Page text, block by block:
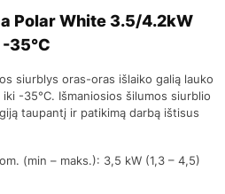
Polar White 3.5/4.2kW
-35°C
siurblys oras-oras išlaiko galią lauko
-35°C. Išmaniosios šilumos siurblio
taupantį ir patikimą darbą ištisus
(min – maks.): 3,5 kW (1,3 – 4,5)